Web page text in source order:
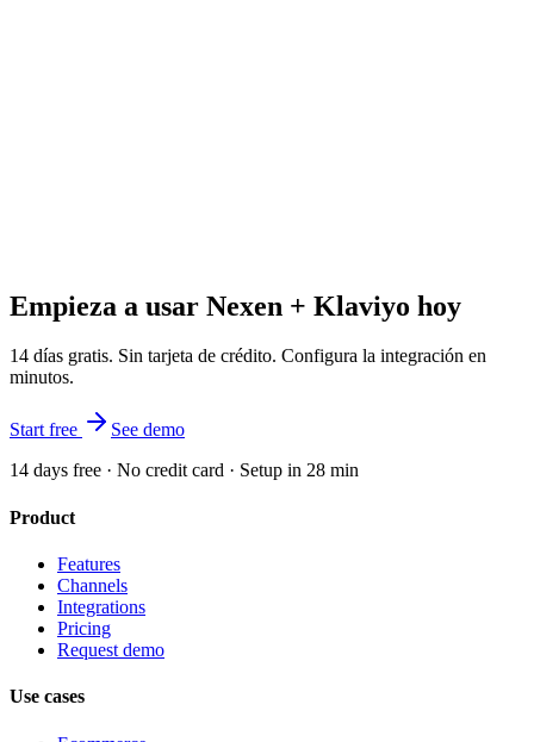
Empieza a usar Nexen + Klaviyo hoy
14 días gratis. Sin tarjeta de crédito. Configura la integración en
minutos.
Start free
See demo
14 days free · No credit card · Setup in 28 min
Product
Features
Channels
Integrations
Pricing
Request demo
Use cases